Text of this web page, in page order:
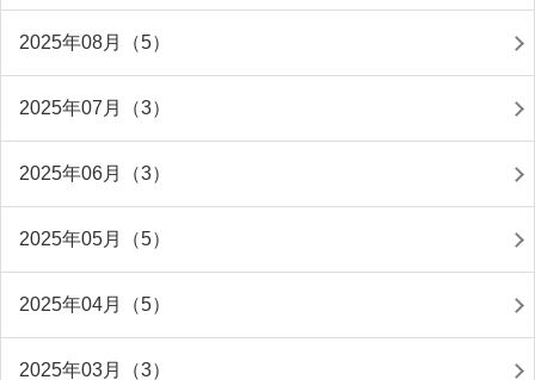
2025年08月（5）
2025年07月（3）
2025年06月（3）
2025年05月（5）
2025年04月（5）
2025年03月（3）